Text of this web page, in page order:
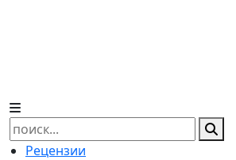
Найти:
Рецензии